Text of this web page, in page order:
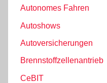
Autonomes Fahren
Autoshows
Autoversicherungen
Brennstoffzellenantrieb
CeBIT